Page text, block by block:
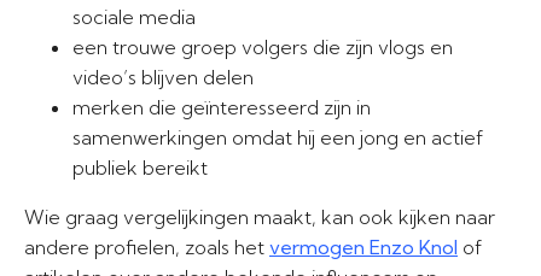
sociale media
een trouwe groep volgers die zijn vlogs en
video’s blijven delen
merken die geïnteresseerd zijn in
samenwerkingen omdat hij een jong en actief
publiek bereikt
Wie graag vergelijkingen maakt, kan ook kijken naar
andere profielen, zoals het vermogen Enzo Knol of